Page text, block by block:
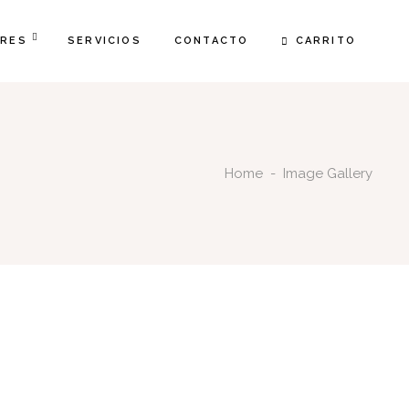
SERVICIOS CONTACTO CARRITO
Home - Image Gallery